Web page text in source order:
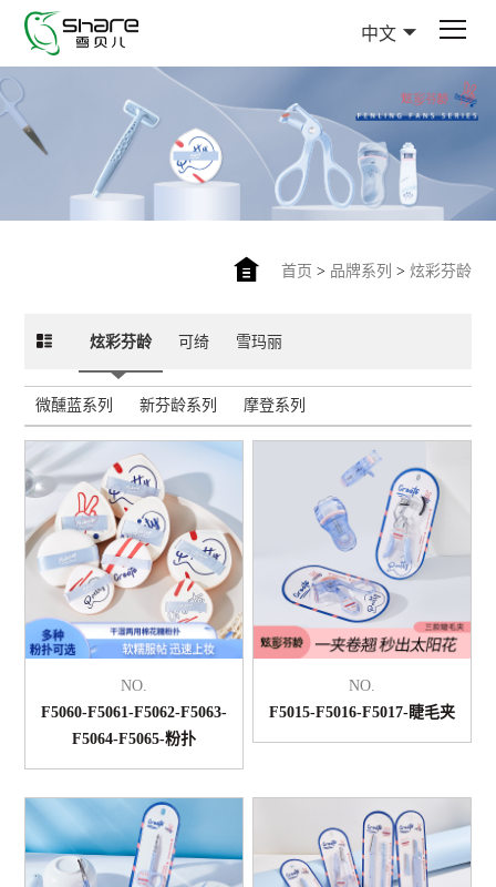
中文
首页 > 品牌系列 > 炫彩芬龄
炫彩芬龄 可绮 雪玛丽
微醺蓝系列 新芬龄系列 摩登系列
NO.
F5060-F5061-F5062-F5063-
F5064-F5065-粉扑
NO.
F5015-F5016-F5017-睫毛夹